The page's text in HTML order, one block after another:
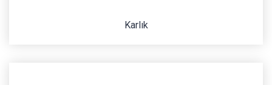
Karlık